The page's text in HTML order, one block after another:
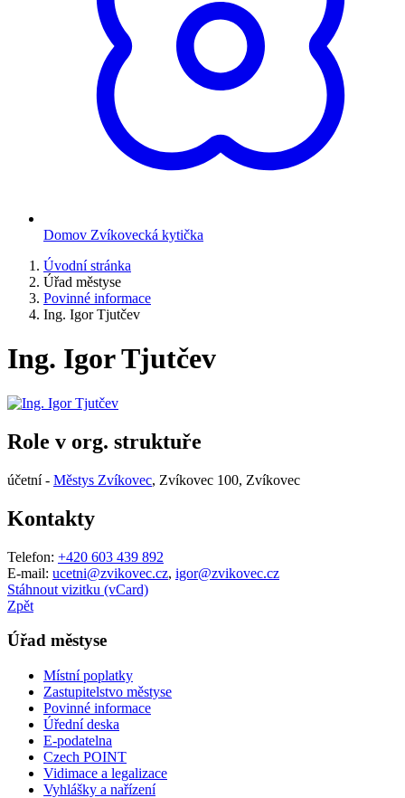
Domov Zvíkovecká kytička
Úvodní stránka
Úřad městyse
Povinné informace
Ing. Igor Tjutčev
Ing. Igor Tjutčev
Role v org. struktuře
účetní - Městys Zvíkovec, Zvíkovec 100, Zvíkovec
Kontakty
Telefon: +420 603 439 892
E-mail: ucetni@zvikovec.cz, igor@zvikovec.cz
Stáhnout vizitku (vCard)
Zpět
Úřad městyse
Místní poplatky
Zastupitelstvo městyse
Povinné informace
Úřední deska
E-podatelna
Czech POINT
Vidimace a legalizace
Vyhlášky a nařízení